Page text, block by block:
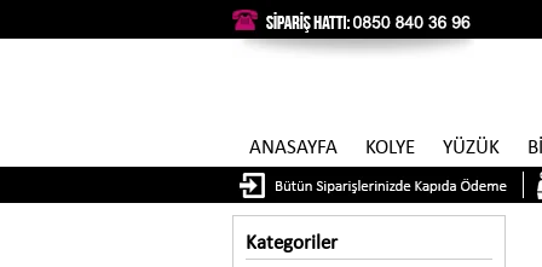
ANASAYFA KOLYE YÜZÜK
Kategoriler